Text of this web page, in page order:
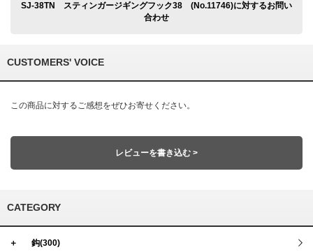
SJ-38TN スティンガージギングフック38 (No.11746)に対するお問い
合わせ
CUSTOMERS' VOICE
この商品に対するご感想をぜひお寄せください。
レビューを書き込む >
CATEGORY
＋ 鈎(300)